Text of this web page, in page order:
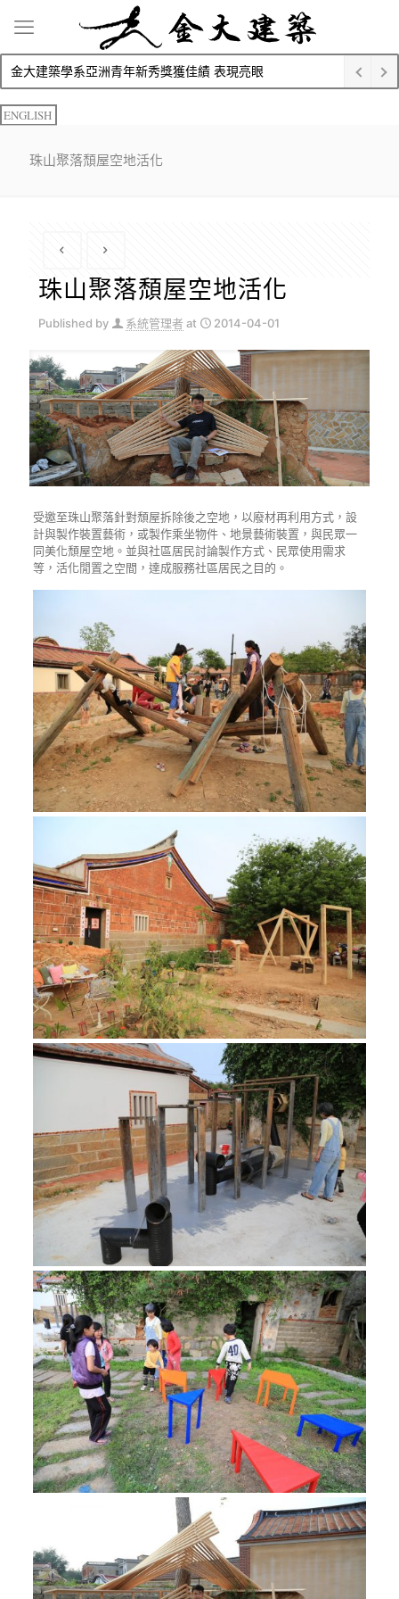
金大建築學系亞洲青年新秀獎獲佳績 表現亮眼
ENGLISH
珠山聚落頹屋空地活化
珠山聚落頹屋空地活化
Published by 系統管理者 at 2014-04-01
受邀至珠山聚落針對頹屋拆除後之空地，以廢材再利用方式，設
計與製作裝置藝術，或製作乘坐物件、地景藝術裝置，與民眾一
同美化頹屋空地。並與社區居民討論製作方式、民眾使用需求
等，活化閒置之空間，達成服務社區居民之目的。